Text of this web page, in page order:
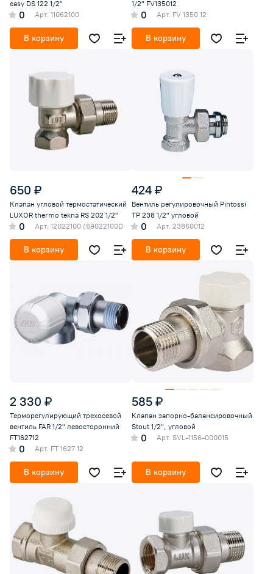
easy DS 122 1/2''
0 Арт. 11062100
В корзину
1/2" FV135012
0 Арт. FV 1350 12
В корзину
650 ₽
Клапан угловой термостатический
LUXOR thermo tekna RS 202 1/2''
0 Арт. 12022100 (69022100D
В корзину
424 ₽
Вентиль регулировочный Pintossi
TP 238 1/2" угловой
0 Арт. 23860012
В корзину
2 330 ₽
Терморегулирующий трехосевой
вентиль FAR 1/2" левосторонний
FT162712
0 Арт. FT 1627 12
В корзину
585 ₽
Клапан запорно-балансировочный
Stout 1/2", угловой
0 Арт. SVL-1156-000015
В корзину